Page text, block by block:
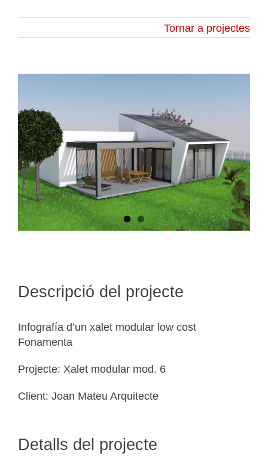
Tornar a projectes
Descripció del projecte
Infografía d’un xalet modular low cost
Fonamenta
Projecte: Xalet modular mod. 6
Client: Joan Mateu Arquitecte
Detalls del projecte